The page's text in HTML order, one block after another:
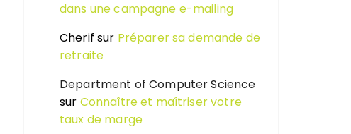
dans une campagne e-mailing
Cherif sur Préparer sa demande de
retraite
Department of Computer Science
sur Connaître et maîtriser votre
taux de marge